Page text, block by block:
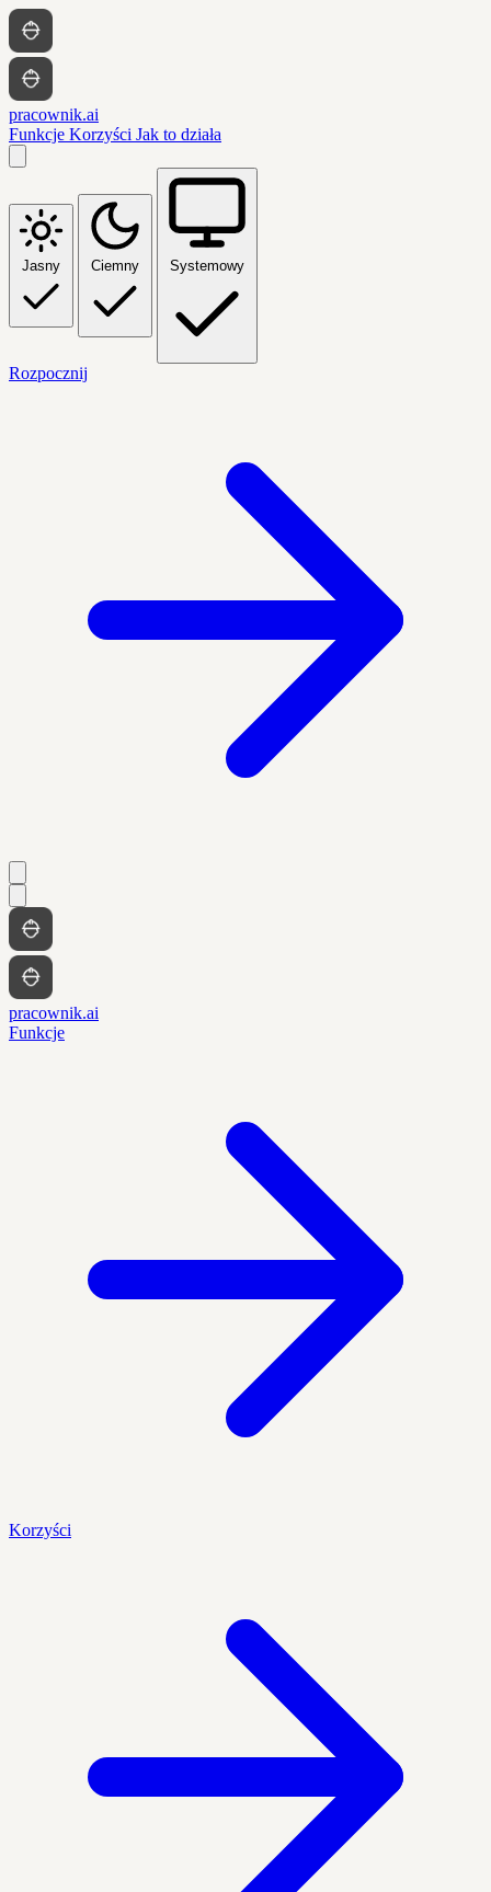
pracownik.ai
Funkcje Korzyści Jak to działa
Jasny Ciemny Systemowy
Rozpocznij
pracownik.ai
Funkcje
Korzyści